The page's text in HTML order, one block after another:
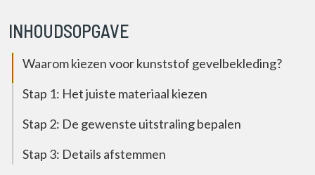
INHOUDSOPGAVE
Waarom kiezen voor kunststof gevelbekleding?
Stap 1: Het juiste materiaal kiezen
Stap 2: De gewenste uitstraling bepalen
Stap 3: Details afstemmen